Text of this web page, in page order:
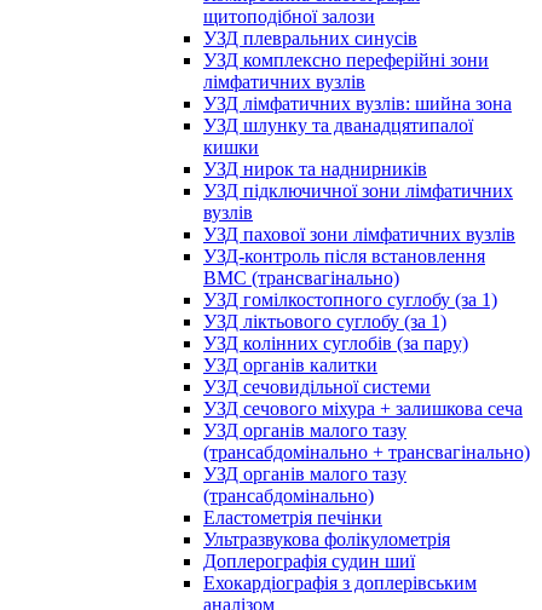
щитоподібної залози
УЗД плевральних синусів
УЗД комплексно переферійні зони
лімфатичних вузлів
УЗД лімфатичних вузлів: шийна зона
УЗД шлунку та дванадцятипалої
кишки
УЗД нирок та наднирників
УЗД підключичної зони лімфатичних
вузлів
УЗД пахової зони лімфатичних вузлів
УЗД-контроль після встановлення
ВМС (трансвагінально)
УЗД гомілкостопного суглобу (за 1)
УЗД ліктьового суглобу (за 1)
УЗД колінних суглобів (за пару)
УЗД органів калитки
УЗД сечовидільної системи
УЗД сечового міхура + залишкова сеча
УЗД органів малого тазу
(трансабдомінально + трансвагінально)
УЗД органів малого тазу
(трансабдомінально)
Еластометрія печінки
Ультразвукова фолікулометрія
Доплерографія судин шиї
Ехокардіографія з доплерівським
аналізом